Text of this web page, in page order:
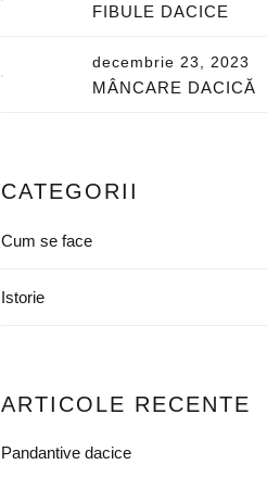
FIBULE DACICE
decembrie 23, 2023
MÂNCARE DACICĂ
CATEGORII
Cum se face
Istorie
ARTICOLE RECENTE
Pandantive dacice